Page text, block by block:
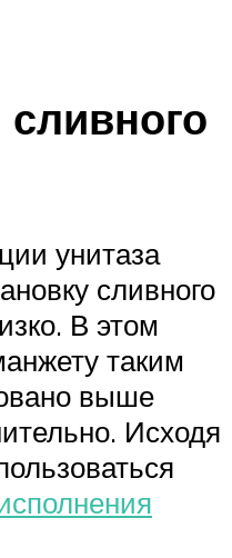
унитаза
сливного
В этом
таким
выше
Исходя